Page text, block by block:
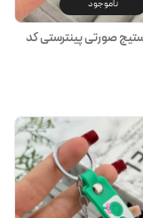
ناموجود
صورتی پینترستی کد